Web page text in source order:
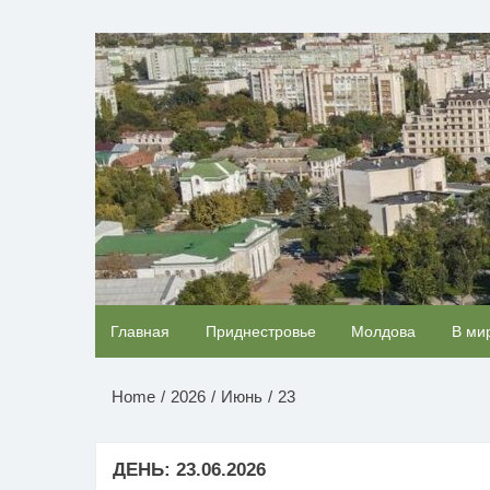
содержимомуНОВОСТИ
Главная Приднестровье Молдова В
Home 2026 Июнь 23
ДЕНЬ: 23.06.2026
Скрытая камера на пляже Крыма: Что люди
вытворяют, когда их не видят...